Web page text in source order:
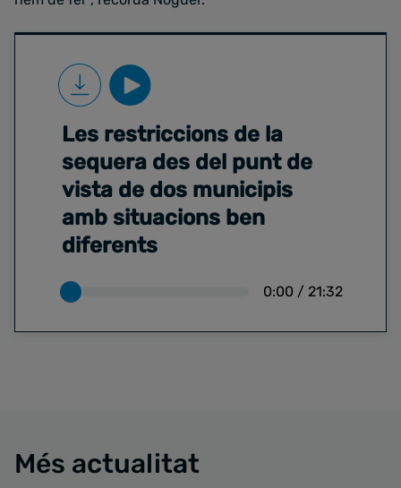
Les restriccions de la
sequera des del punt de
vista de dos municipis
amb situacions ben
diferents
0:00 / 21:32
Més actualitat